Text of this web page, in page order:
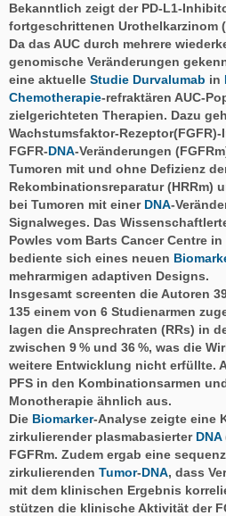
Bekanntlich zeigt der PD-L1-
fortgeschrittenen Urothelkarzinom
Da das AUC durch mehrere
genomische Veränderungen
eine aktuelle Studie Durvalumab in
Chemotherapie-refraktären AUC-
zielgerichteten Therapien. Dazu
Wachstumsfaktor-
FGFR-DNA-Veränderungen
Tumoren mit und ohne Defizienz
Rekombinations­reparatur (HRRm)
bei Tumoren mit einer DNA-­
Signalweges. Das
Powles vom Barts Cancer Centre
bediente sich eines neuen
mehrarmigen adaptiven Designs.
Insgesamt screenten die Autoren
135 einem von 6 Studienarmen
lagen die Ansprechraten (RRs) in
zwischen 9 % und 36 %, was die
weitere Entwicklung nicht erfüllte.
PFS in den Kombinationsarmen
Monotherapie ähnlich aus.
Die Biomarker-Analyse zeigte eine
zirkulierender plasmabasierter DNA
FGFRm. Zudem ergab eine
zirkulierenden Tumor-DNA, dass
mit dem klinischen Ergebnis
stützen die klinische Aktivität der